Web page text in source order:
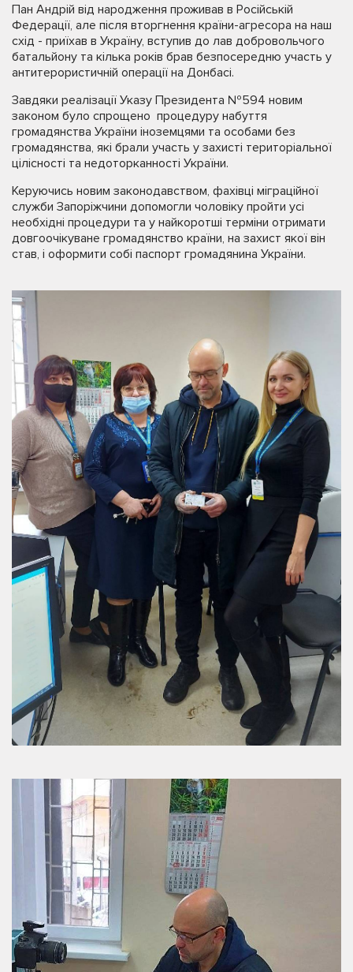
Пан Андрій від народження проживав в Російській
Федерації, але після вторгнення країни-агресора на наш
схід - приїхав в Україну, вступив до лав добровольчого
батальйону та кілька років брав безпосередню участь у
антитерористичній операції на Донбасі.
Завдяки реалізації Указу Президента №594 новим
законом було спрощено процедуру набуття
громадянства України іноземцями та особами без
громадянства, які брали участь у захисті територіальної
цілісності та недоторканності України.
Керуючись новим законодавством, фахівці міграційної
служби Запоріжчини допомогли чоловіку пройти усі
необхідні процедури та у найкоротші терміни отримати
довгоочікуване громадянство країни, на захист якої він
став, і оформити собі паспорт громадянина України.